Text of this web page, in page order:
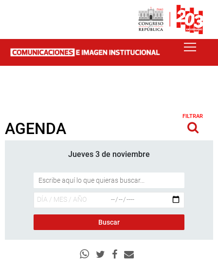
AGENDA
FILTRAR
Jueves 3 de noviembre